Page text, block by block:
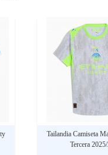
Tailandia Camiseta
Tercera